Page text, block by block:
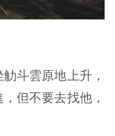
斗雲原地上升，
但不要去找他，